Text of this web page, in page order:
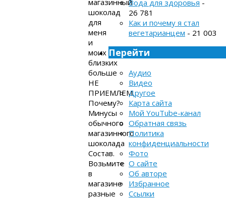
магазинный
шоколад
для
меня
и
моих
близких
больше
НЕ
ПРИЕМЛЕМ.
Почему?
Минусы
обычного
магазинного
шоколада
Состав.
Возьмите
в
магазине
разные
Вода для здоровья -
26 781
Как и почему я стал
вегетарианцем - 21 003
Перейти
Аудио
Видео
Другое
Карта сайта
Мой YouTube-канал
Обратная связь
Политика
конфиденциальности
Фото
О сайте
Об авторе
Избранное
Ссылки